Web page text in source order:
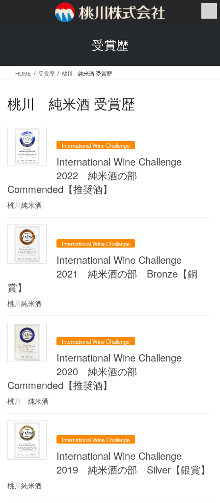
ス
ン
受賞歴
HOME 受賞歴 桃川 純米酒 受賞歴
桃川 純米酒 受賞歴
International Wine Challenge
International Wine Challenge
2022 純米酒の部
Commended【推奨酒】
桃川純米酒
International Wine Challenge
International Wine Challenge
2021 純米酒の部 Bronze【銅
賞】
桃川純米酒
International Wine Challenge
International Wine Challenge
2020 純米酒の部
Commended【推奨酒】
桃川 純米酒
International Wine Challenge
International Wine Challenge
2019 純米酒の部 Silver【銀賞】
桃川純米酒